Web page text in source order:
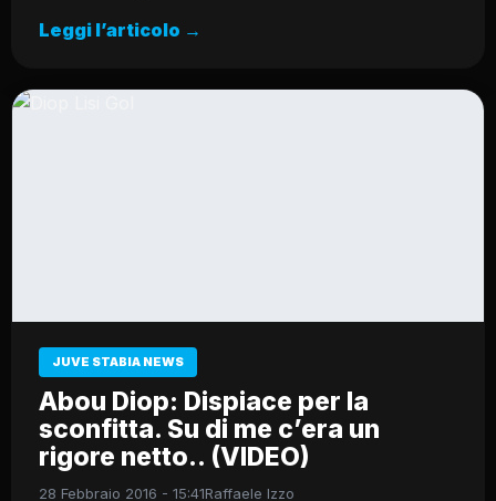
Leggi l’articolo →
JUVE STABIA NEWS
Abou Diop: Dispiace per la
sconfitta. Su di me c’era un
rigore netto.. (VIDEO)
28 Febbraio 2016 - 15:41Raffaele Izzo